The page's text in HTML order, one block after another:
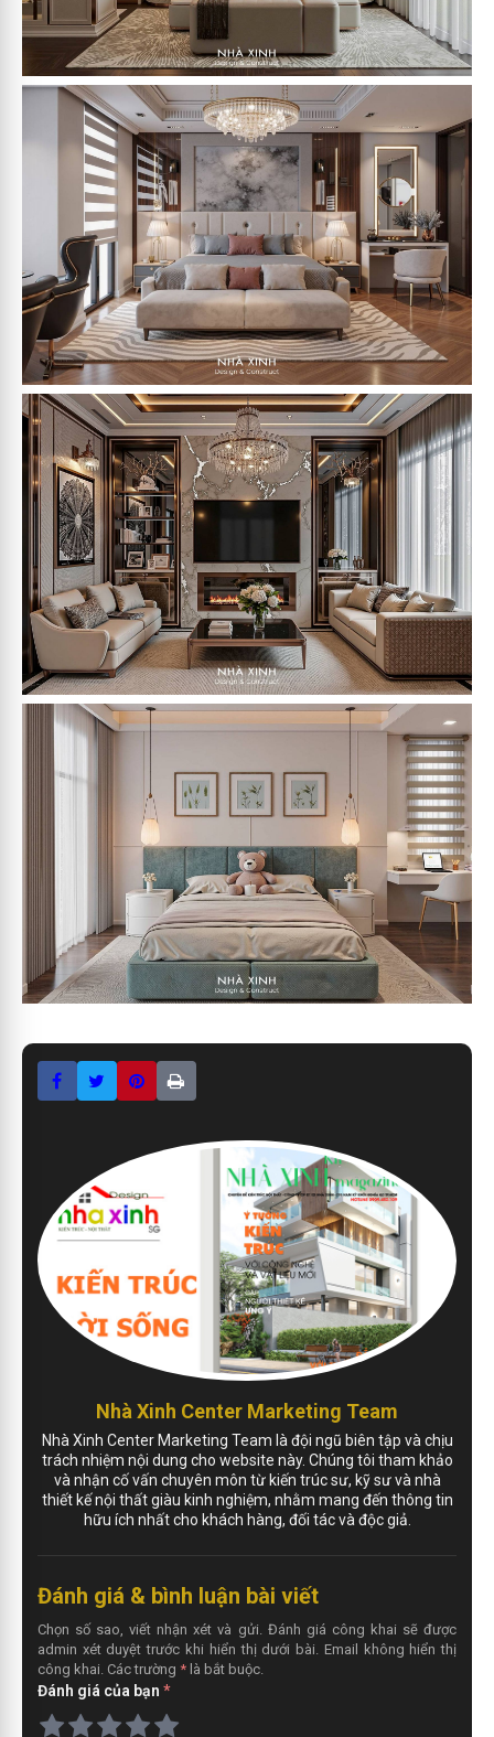
Nhà Xinh Center Marketing Team
Nhà Xinh Center Marketing Team là đội ngũ biên tập và chịu
trách nhiệm nội dung cho website này. Chúng tôi tham khảo
và nhận cố vấn chuyên môn từ kiến trúc sư, kỹ sư và nhà
thiết kế nội thất giàu kinh nghiệm, nhằm mang đến thông tin
hữu ích nhất cho khách hàng, đối tác và độc giả.
Đánh giá & bình luận bài viết
Chọn số sao, viết nhận xét và gửi. Đánh giá công khai sẽ được
admin xét duyệt trước khi hiển thị dưới bài. Email không hiển thị
công khai. Các trường *là bắt buộc.
Đánh giá của bạn *